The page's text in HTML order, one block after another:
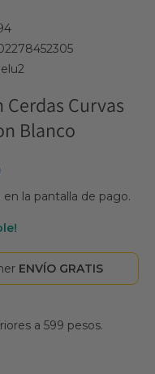
Cerdas Curvas
Blanco
en la pantalla de pago.
ENVÍO GRATIS
a 599 pesos.